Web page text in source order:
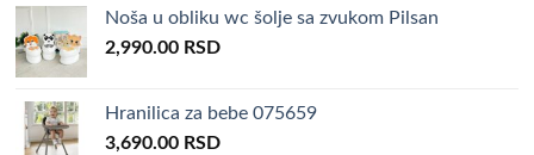
4,000.00 RSD.3,290.00 RSD.
Noša u obliku wc šolje sa zvukom Pilsan
2,990.00 RSD
Hranilica za bebe 075659
3,690.00 RSD